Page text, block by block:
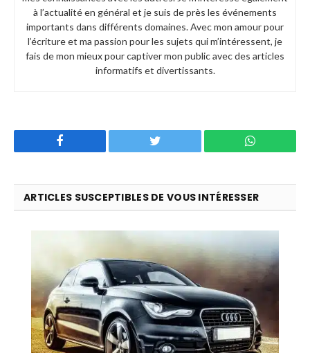
à l’actualité en général et je suis de près les événements
importants dans différents domaines. Avec mon amour pour
l’écriture et ma passion pour les sujets qui m’intéressent, je
fais de mon mieux pour captiver mon public avec des articles
informatifs et divertissants.
Twitter WhatsApp
ARTICLES SUSCEPTIBLES DE VOUS INTÉRESSER